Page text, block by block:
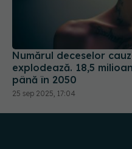
Numărul deceselor
explodează. 18,5
până în 2050
25 sep 2025, 17:04